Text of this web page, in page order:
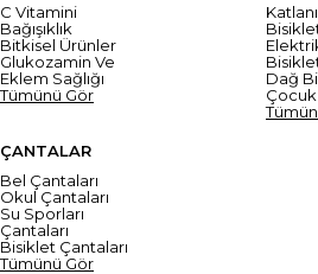
C Vitamini
Bağışıklık
Bitkisel Ürünler
Glukozamin Ve
Eklem Sağlığı
Tümünü Gör
Dağ
ÇANTALAR
Bel Çantaları
Okul Çantaları
Su Sporları
Çantaları
Bisiklet Çantaları
Tümünü Gör